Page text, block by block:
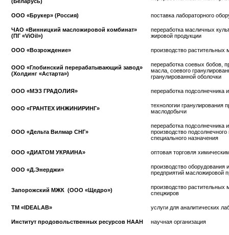
ООО «Брукер» (Россия) поставка лабораторного
ЧАО «Винницкий масложировой комбинат»
(ПГ «ViOil»)
переработка масличных
жировой продукции
ООО «Возрождение» производство растительных
ООО «Глобинский перерабатывающий завод»
(Холдинг «Астарта»)
переработка соевых бобов,
масла, соевого
гранулированной оболочки
ООО «МЭЗ ГРАДОЛИЯ» переработка подсолнечника
ООО «ГРАНТЕХ ИНЖИНИРИНГ»
технологии гранулирования
маслодобычи
ООО «Дельта Вилмар СНГ»
переработка подсолнечника
производство
специального назначения
ООО «ДИАТОМ УКРАИНА» оптовая торговля
ООО «Д.Энерджи»
производство оборудования
предприятий масложировой
Запорожский МЖК (ООО «Щедро»)
производство растительных
спецжиров
TM «IDEALAB» услуги для аналитических
Институт продовольственных ресурсов НААН научная организация